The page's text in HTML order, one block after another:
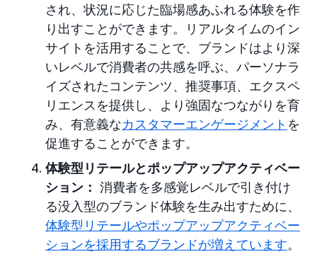
され、状況に応じた臨場感あふれる体験を作
り出すことができます。リアルタイムのイン
サイトを活用することで、ブランドはより深
いレベルで消費者の共感を呼ぶ、パーソナラ
イズされたコンテンツ、推奨事項、エクスペ
リエンスを提供し、より強固なつながりを育
み、有意義なカスタマーエンゲージメント を
促進することができます。
体験型リテールとポップアップアクティベー
ション： 消費者を多感覚レベルで引き付け
る没入型のブランド体験を生み出すために、
体験型リテールやポップアップアクティベー
ションを採用するブランドが増えています。